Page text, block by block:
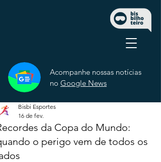
Acompanhe nossas notícias
no Google News
da Copa do Mundo:
o perigo vem de todos os
Bisbi Esportes
16 de fev.